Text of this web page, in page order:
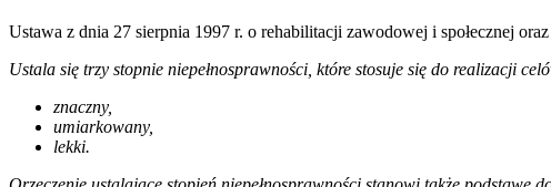
Ustawa z dnia 27 sierpnia 1997 r. o rehabilitacji zawodowej i społecznej
Ustala się trzy stopnie niepełnosprawności, które stosuje się do realizacji
znaczny,
umiarkowany,
lekki.